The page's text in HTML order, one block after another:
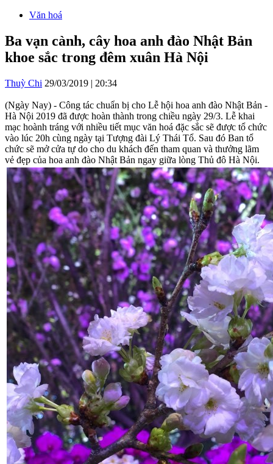
Văn hoá
Ba vạn cành, cây hoa anh đào Nhật Bản
khoe sắc trong đêm xuân Hà Nội
Thuỳ Chi 29/03/2019 | 20:34
(Ngày Nay) - Công tác chuẩn bị cho Lễ hội hoa anh đào Nhật Bản -
Hà Nội 2019 đã được hoàn thành trong chiều ngày 29/3. Lễ khai
mạc hoành tráng với nhiều tiết mục văn hoá đặc sắc sẽ được tổ chức
vào lúc 20h cùng ngày tại Tượng đài Lý Thái Tổ. Sau đó Ban tổ
chức sẽ mở cửa tự do cho du khách đến tham quan và thưởng lãm
vẻ đẹp của hoa anh đào Nhật Bản ngay giữa lòng Thủ đô Hà Nội.